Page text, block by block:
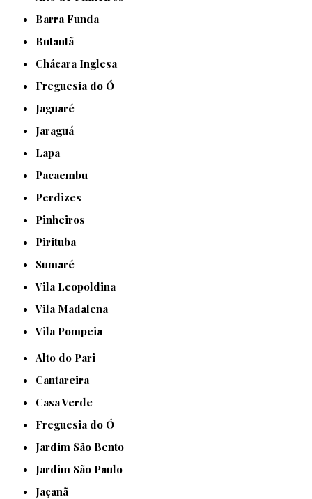
Barra Funda
Butantã
Chácara Inglesa
Freguesia do Ó
Jaguaré
Jaraguá
Lapa
Pacaembu
Perdizes
Pinheiros
Pirituba
Sumaré
Vila Leopoldina
Vila Madalena
Vila Pompeia
Alto do Pari
Cantareira
Casa Verde
Freguesia do Ó
Jardim São Bento
Jardim São Paulo
Jaçanã